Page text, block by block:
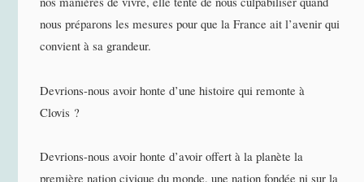
nous préparons les mesures pour que la France ait l’avenir qui
convient à sa grandeur.
Devrions-nous avoir honte d’une histoire qui remonte à
Clovis ?
Devrions-nous avoir honte d’avoir offert à la planète la
première nation civique du monde, une nation fondée ni sur la